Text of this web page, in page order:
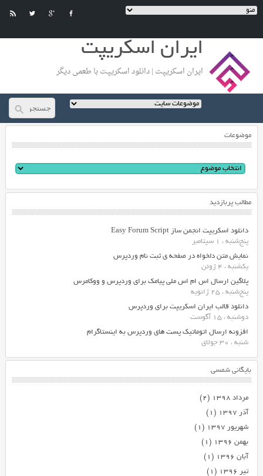
ایران اسکریپت
ایران اسکریپت | دانلود اسکریپت با طعمی دیگر
موضوعات
مطالب پربازدید
دانلود اسکریپت انجمن ساز Easy Forum Script
پنج‌شنبه ، 1 سپتامبر
نمایش متن دلخواه در صفحه ی ثبت نام وردپرس
یکشنبه ، 4 ژوئن
پلاگین ارسال اس ام اس ملی پیامک برای وردپرس و ووکامرس
پنج‌شنبه ، 25 ژانویه
دانلود قالب ایران اسکریپت برای وردپرس
دوشنبه ، 15 آگوست
افزونه ارسال اتوماتیک پست های وردپرس به اینستاگرام
شنبه ، 30 جولای
بایگانی شمسی
مرداد ۱۳۹۸
(۲)
آذر ۱۳۹۷
(۱)
شهریور ۱۳۹۷
(۱)
بهمن ۱۳۹۶
(۱)
آبان ۱۳۹۶
(۱)
تیر ۱۳۹۶
(۱)